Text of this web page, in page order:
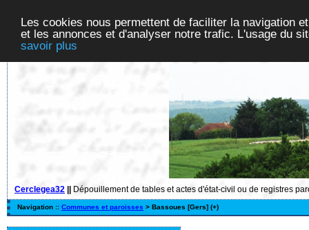
Les cookies nous permettent de faciliter la navigation
et les annonces et d'analyser notre trafic. L'usage du
savoir plus
Cerclegea32 Dépouillement de tables et actes d'état-civil ou de registres
Navigation :: Communes et paroisses > Bassoues [Gers] (+)